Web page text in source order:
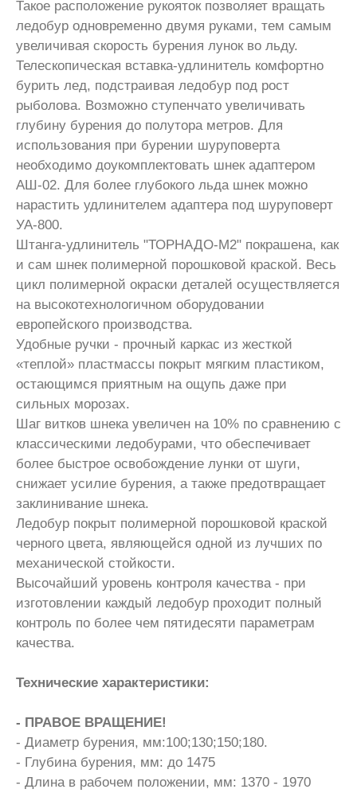
Такое расположение рукояток позволяет вращать
ледобур одновременно двумя руками, тем самым
увеличивая скорость бурения лунок во льду.
Телескопическая вставка-удлинитель комфортно
бурить лед, подстраивая ледобур под рост
рыболова. Возможно ступенчато увеличивать
глубину бурения до полутора метров. Для
использования при бурении шуруповерта
необходимо доукомплектовать шнек адаптером
АШ-02. Для более глубокого льда шнек можно
нарастить удлинителем адаптера под шуруповерт
УА-800.
Штанга-удлинитель "ТОРНАДО-М2" покрашена, как
и сам шнек полимерной порошковой краской. Весь
цикл полимерной окраски деталей осуществляется
на высокотехнологичном оборудовании
европейского производства.
Удобные ручки - прочный каркас из жесткой
«теплой» пластмассы покрыт мягким пластиком,
остающимся приятным на ощупь даже при
сильных морозах.
Шаг витков шнека увеличен на 10% по сравнению с
классическими ледобурами, что обеспечивает
более быстрое освобождение лунки от шуги,
снижает усилие бурения, а также предотвращает
заклинивание шнека.
Ледобур покрыт полимерной порошковой краской
черного цвета, являющейся одной из лучших по
механической стойкости.
Высочайший уровень контроля качества - при
изготовлении каждый ледобур проходит полный
контроль по более чем пятидесяти параметрам
качества.
Технические характеристики:
- ПРАВОЕ ВРАЩЕНИЕ!
- Диаметр бурения, мм:100;130;150;180.
- Глубина бурения, мм: до 1475
- Длина в рабочем положении, мм: 1370 - 1970